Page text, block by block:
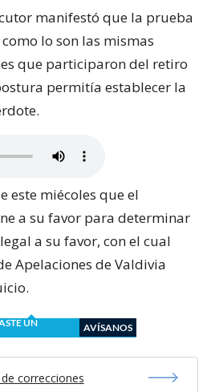
manifestó que la prueba
lo son las mismas
que participaron del retiro
permitía establecer la
este miécoles que el
a su favor para determinar
a su favor, con el cual
Apelaciones de Valdivia
UN
AVÍSANOS
correcciones